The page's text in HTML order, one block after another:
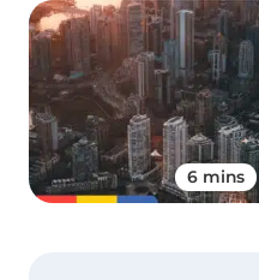
6 mins